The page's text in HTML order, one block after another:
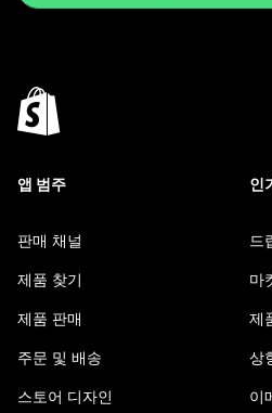
앱 범주
판매 채널
제품 찾기
제품 판매
주문 및 배송
스토어 디자인
인
드
마
제
상
이